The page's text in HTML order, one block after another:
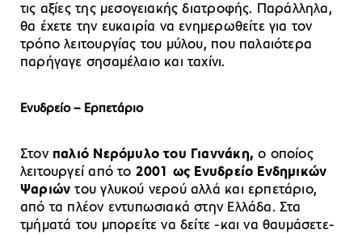
τις αξίες της μεσογειακής διατροφής. Παράλληλα,
θα έχετε την ευκαιρία να ενημερωθείτε για τον
τρόπο λειτουργίας του μύλου, που παλαιότερα
παρήγαγε σησαμέλαιο και ταχίνι.
Ενυδρείο – Ερπετάριο
Στον παλιό Νερόμυλο του Γιαννάκη,ο οποίος
λειτουργεί από το 2001 ως Ενυδρείο Ενδημικών
Ψαριών του γλυκού νερού αλλά και ερπετάριο,
από τα πλέον εντυπωσιακά στην Ελλάδα. Στα
τμήματά του μπορείτε να δείτε -και να θαυμάσετε-